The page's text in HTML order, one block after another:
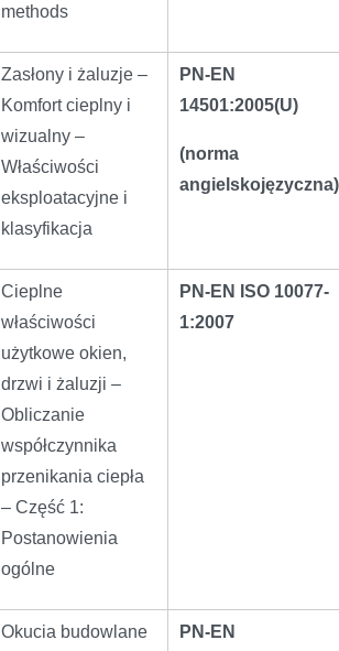
methods
Zasłony i żaluzje –
Komfort cieplny i
wizualny –
Właściwości
eksploatacyjne i
klasyfikacja
PN-EN
14501:2005(U)
(norma
angielskojęzyczna)
Cieplne
właściwości
użytkowe okien,
drzwi i żaluzji –
Obliczanie
współczynnika
przenikania ciepła
– Część 1:
Postanowienia
ogólne
PN-EN ISO 10077-
1:2007
Okucia budowlane
PN-EN